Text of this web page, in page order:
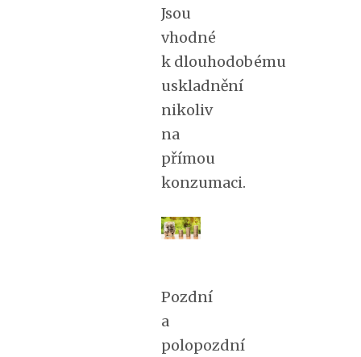
Jsou
vhodné
k dlouhodobému
uskladnění
nikoliv
na
přímou
konzumaci.
Pozdní
a
polopozdní